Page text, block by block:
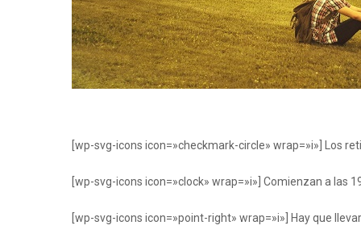
[wp-svg-icons icon=»checkmark-circle» wrap=»i»] Los
[wp-svg-icons icon=»clock» wrap=»i»] Comienzan a las
[wp-svg-icons icon=»point-right» wrap=»i»] Hay que